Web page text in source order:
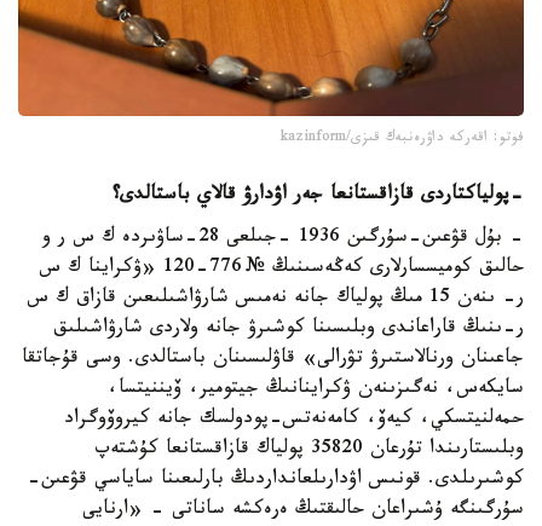
فوتو: اقەركە داۋرەنبەك قىزى/kazinform
-پولياكتاردى قازاقستانعا جەر اۋدارۋ قالاي باستالدى؟
- بۇل قۋعىن-سۇرگىن 1936 -جىلعى 28-ساۋىردە ك س ر و
حالىق كوميسسارلارى كەڭەسىنىڭ № 776-120 «ۋكراينا ك س
ر- ىنەن 15 مىڭ پولياك جانە نەمىس شارۋاشىلىعىن قازاق ك س
ر-ىنىڭ قاراعاندى وبلىسىنا كوشىرۋ جانە ولاردى شارۋاشىلىق
جاعىنان ورنالاستىرۋ تۋرالى» قاۋلىسىنان باستالدى. وسى قۇجاتقا
سايكەس، نەگىزىنەن ۋكراينانىڭ جيتومير، ۆيننيتسا،
حمەلنيتسكي، كيەۆ، كامەنەتس-پودولسك جانە كيروۆوگراد
وبلىستارىندا تۇرعان 35820 پولياك قازاقستانعا كۇشتەپ
كوشىرىلدى. قونىس اۋدارىلعانداردىڭ بارلىعىنا ساياسي قۋعىن-
سۇرگىنگە ۇشىراعان حالىقتىڭ ەرەكشە ساناتى - «ارنايى